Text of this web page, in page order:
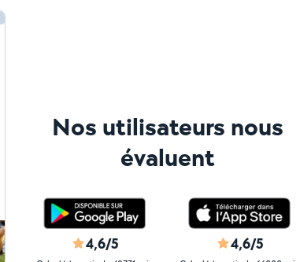
Nos utilisateurs nous
évaluent
4,6/5 4,6/5